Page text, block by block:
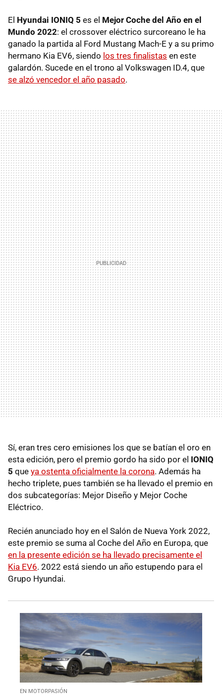
El Hyundai IONIQ 5 es el Mejor Coche del Año en el
Mundo 2022: el crossover eléctrico surcoreano le ha
ganado la partida al Ford Mustang Mach-E y a su primo
hermano Kia EV6, siendo los tres finalistas en este
galardón. Sucede en el trono al Volkswagen ID.4, que
se alzó vencedor el año pasado.
Sí, eran tres cero emisiones los que se batían el oro en
esta edición, pero el premio gordo ha sido por el IONIQ
5 que ya ostenta oficialmente la corona. Además ha
hecho triplete, pues también se ha llevado el premio en
dos subcategorías: Mejor Diseño y Mejor Coche
Eléctrico.
Recién anunciado hoy en el Salón de Nueva York 2022,
este premio se suma al Coche del Año en Europa, que
en la presente edición se ha llevado precisamente el
Kia EV6. 2022 está siendo un año estupendo para el
Grupo Hyundai.
EN MOTORPASIÓN